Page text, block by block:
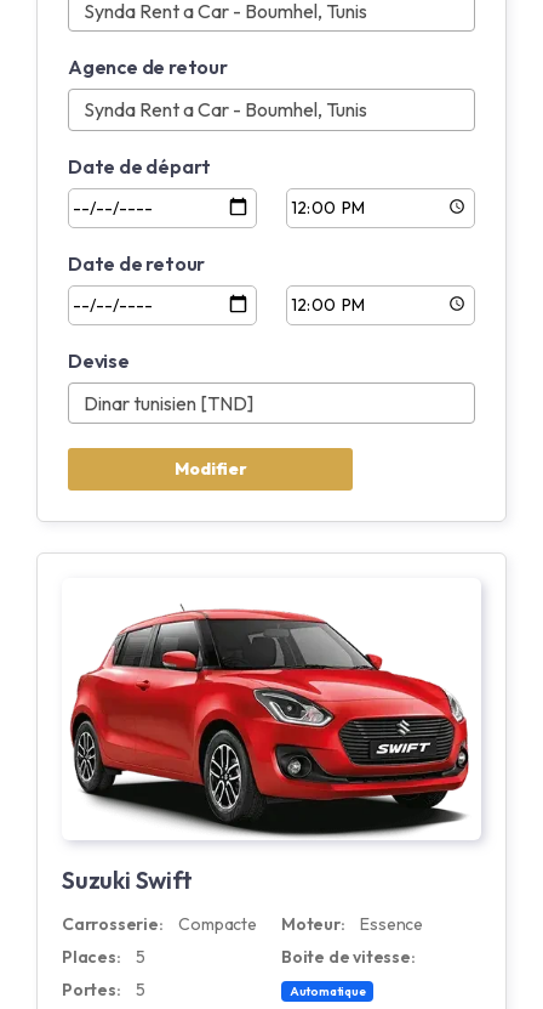
Agence de retour
Date de départ
Date de retour
Devise
Suzuki Swift
Carrosserie:
Compacte
Places:
5
Portes:
5
Moteur:
Essence
Boite de vitesse:
Automatique